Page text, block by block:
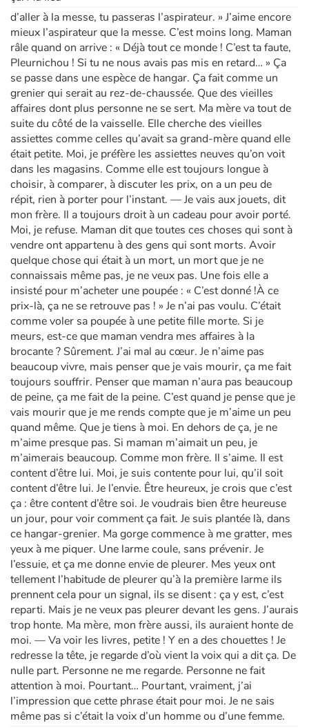
d’aller à la messe, tu passeras l’aspirateur. » J’aime encore
mieux l’aspirateur que la messe. C’est moins long. Maman
râle quand on arrive : « Déjà tout ce monde ! C’est ta faute,
Pleurnichou ! Si tu ne nous avais pas mis en retard… » Ça
se passe dans une espèce de hangar. Ça fait comme un
grenier qui serait au rez-de-chaussée. Que des vieilles
affaires dont plus personne ne se sert. Ma mère va tout de
suite du côté de la vaisselle. Elle cherche des vieilles
assiettes comme celles qu’avait sa grand-mère quand elle
était petite. Moi, je préfère les assiettes neuves qu’on voit
dans les magasins. Comme elle est toujours longue à
choisir, à comparer, à discuter les prix, on a un peu de
répit, rien à porter pour l’instant. — Je vais aux jouets, dit
mon frère. Il a toujours droit à un cadeau pour avoir porté.
Moi, je refuse. Maman dit que toutes ces choses qui sont à
vendre ont appartenu à des gens qui sont morts. Avoir
quelque chose qui était à un mort, un mort que je ne
connaissais même pas, je ne veux pas. Une fois elle a
insisté pour m’acheter une poupée : « C’est donné !À ce
prix-là, ça ne se retrouve pas ! » Je n’ai pas voulu. C’était
comme voler sa poupée à une petite fille morte. Si je
meurs, est-ce que maman vendra mes affaires à la
brocante ? Sûrement. J’ai mal au cœur. Je n’aime pas
beaucoup vivre, mais penser que je vais mourir, ça me fait
toujours souffrir. Penser que maman n’aura pas beaucoup
de peine, ça me fait de la peine. C’est quand je pense que je
vais mourir que je me rends compte que je m’aime un peu
quand même. Que je tiens à moi. En dehors de ça, je ne
m’aime presque pas. Si maman m’aimait un peu, je
m’aimerais beaucoup. Comme mon frère. Il s’aime. Il est
content d’être lui. Moi, je suis contente pour lui, qu’il soit
content d’être lui. Je l’envie. Être heureux, je crois que c’est
ça : être content d’être soi. Je voudrais bien être heureuse
un jour, pour voir comment ça fait. Je suis plantée là, dans
ce hangar-grenier. Ma gorge commence à me gratter, mes
yeux à me piquer. Une larme coule, sans prévenir. Je
l’essuie, et ça me donne envie de pleurer. Mes yeux ont
tellement l’habitude de pleurer qu’à la première larme ils
prennent cela pour un signal, ils se disent : ça y est, c’est
reparti. Mais je ne veux pas pleurer devant les gens. J’aurais
trop honte. Ma mère, mon frère aussi, ils auraient honte de
moi. — Va voir les livres, petite ! Y en a des chouettes ! Je
redresse la tête, je regarde d’où vient la voix qui a dit ça. De
nulle part. Personne ne me regarde. Personne ne fait
attention à moi. Pourtant… Pourtant, vraiment, j’ai
l’impression que cette phrase était pour moi. Je ne sais
même pas si c’était la voix d’un homme ou d’une femme.